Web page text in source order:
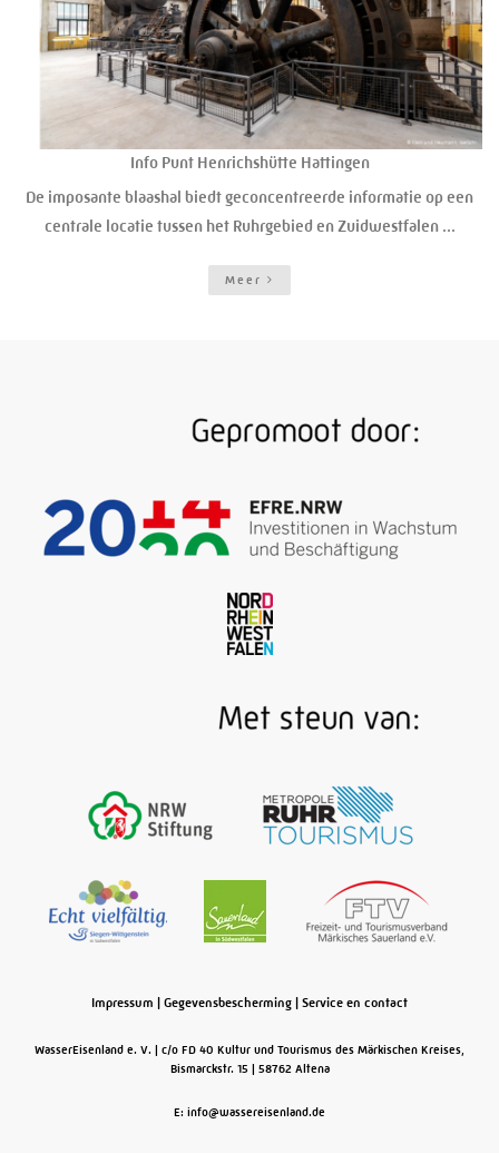
Info Punt Henrichshütte Hattingen
De imposante blaashal biedt geconcentreerde informatie op een
centrale locatie tussen het Ruhrgebied en Zuidwestfalen ...
Meer
Impressum Gegevensbescherming Service en contact
WasserEisenland e. V.
c/o FD 40 Kultur und Tourismus des Märkischen Kreises,
Bismarckstr. 15
58762 Altena
E: info@wassereisenland.de